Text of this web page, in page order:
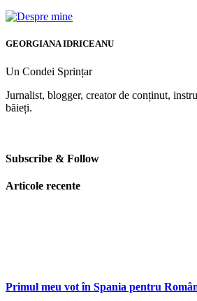
GEORGIANA IDRICEANU
Un Condei Sprințar
Jurnalist, blogger, creator de conținut,
băieți.
Subscribe & Follow
Articole recente
Primul meu vot în Spania pentru